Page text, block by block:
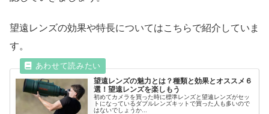
望遠レンズの効果や特長についてはこちらで紹介していま
す。
望遠レンズの魅力とは？種類と効果とオススメ６
選！望遠レンズを楽しもう
初めてカメラを買った時に標準レンズと望遠レンズがセッ
トになっているダブルレンズキットで買った人も多いので
はないでしょうか...